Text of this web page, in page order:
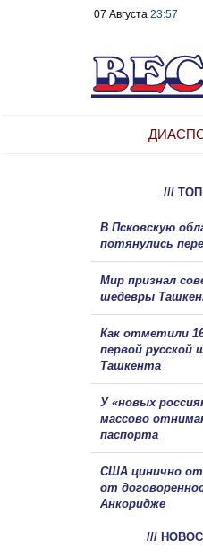
07 Августа 23:57
/// ТОП
В Псковскую
потянулись
Мир признал
шедевры
Как отметили
первой русской
Ташкента
У «новых
массово
паспорта
США цинично
от
Анкоридже
///